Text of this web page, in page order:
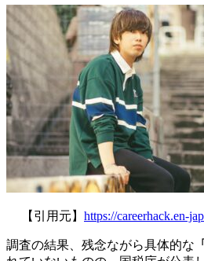
【引用元】 https://careerhack.en-
調査の結果、残念ながら具体的な